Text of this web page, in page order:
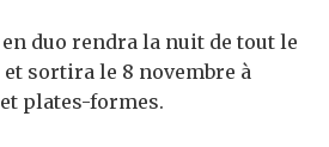
duo rendra la nuit de tout le
sortira le 8 novembre à
plates-formes.